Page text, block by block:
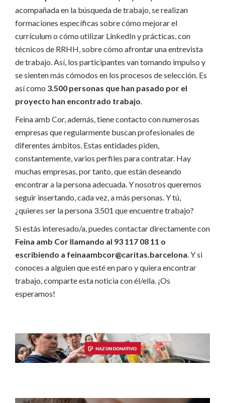
acompañada en la búsqueda de trabajo, se realizan
formaciones específicas sobre cómo mejorar el
currículum o cómo utilizar LinkedIn y prácticas, con
técnicos de RRHH, sobre cómo afrontar una entrevista
de trabajo. Así, los participantes van tomando impulso y
se sienten más cómodos en los procesos de selección. Es
así como 3.500 personas que han pasado por el
proyecto han encontrado trabajo.
Feina amb Cor, además, tiene contacto con numerosas
empresas que regularmente buscan profesionales de
diferentes ámbitos. Estas entidades piden,
constantemente, varios perfiles para contratar. Hay
muchas empresas, por tanto, que están deseando
encontrar a la persona adecuada. Y nosotros queremos
seguir insertando, cada vez, a más personas. Y tú,
¿quieres ser la persona 3.501 que encuentre trabajo?
Si estás interesado/a, puedes contactar directamente con
Feina amb Cor llamando al 93 117 08 11 o
escribiendo a feinaambcor@caritas.barcelona. Y si
conoces a alguien que esté en paro y quiera encontrar
trabajo, comparte esta noticia con él/ella. ¡Os
esperamos!